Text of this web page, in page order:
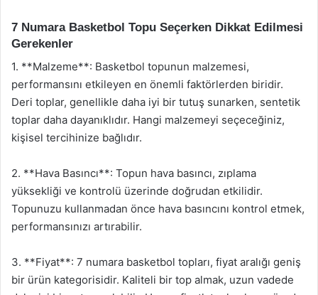
7 Numara Basketbol Topu Seçerken Dikkat Edilmesi
Gerekenler
1. **Malzeme**: Basketbol topunun malzemesi,
performansını etkileyen en önemli faktörlerden biridir.
Deri toplar, genellikle daha iyi bir tutuş sunarken, sentetik
toplar daha dayanıklıdır. Hangi malzemeyi seçeceğiniz,
kişisel tercihinize bağlıdır.
2. **Hava Basıncı**: Topun hava basıncı, zıplama
yüksekliği ve kontrolü üzerinde doğrudan etkilidir.
Topunuzu kullanmadan önce hava basıncını kontrol etmek,
performansınızı artırabilir.
3. **Fiyat**: 7 numara basketbol topları, fiyat aralığı geniş
bir ürün kategorisidir. Kaliteli bir top almak, uzun vadede